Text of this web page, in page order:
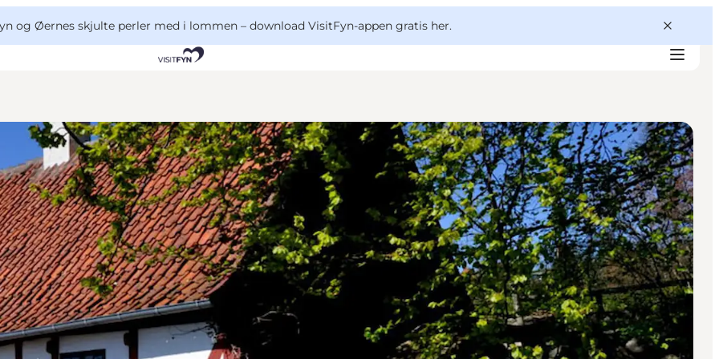
og Øernes skjulte perler med i lommen – download VisitFyn-appen gratis her.